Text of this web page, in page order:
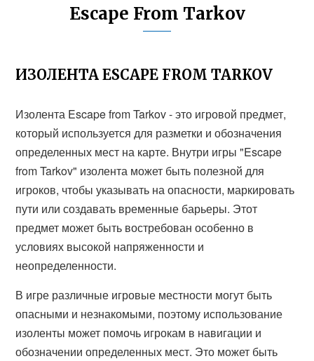
Escape From Tarkov
ИЗОЛЕНТА ESCAPE FROM TARKOV
Изолента Escape from Tarkov - это игровой предмет,
который используется для разметки и обозначения
определенных мест на карте. Внутри игры "Escape
from Tarkov" изолента может быть полезной для
игроков, чтобы указывать на опасности, маркировать
пути или создавать временные барьеры. Этот
предмет может быть востребован особенно в
условиях высокой напряженности и
неопределенности.
В игре различные игровые местности могут быть
опасными и незнакомыми, поэтому использование
изоленты может помочь игрокам в навигации и
обозначении определенных мест. Это может быть